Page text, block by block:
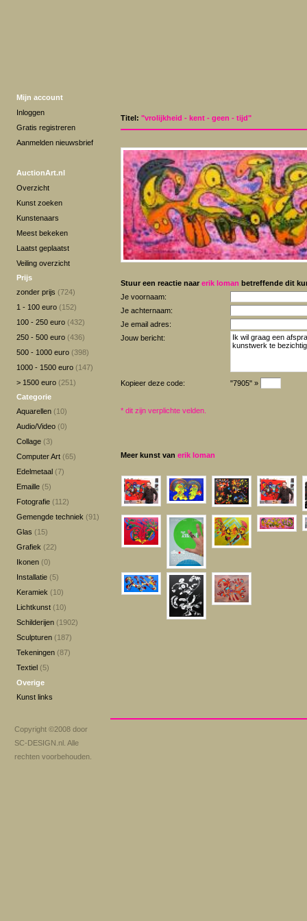
Mijn account
Inloggen
Gratis registreren
Aanmelden nieuwsbrief
AuctionArt.nl
Overzicht
Kunst zoeken
Kunstenaars
Meest bekeken
Laatst geplaatst
Veiling overzicht
Prijs
zonder prijs (724)
1 - 100 euro (152)
100 - 250 euro (432)
250 - 500 euro (436)
500 - 1000 euro (398)
1000 - 1500 euro (147)
> 1500 euro (251)
Categorie
Aquarellen (10)
Audio/Video (0)
Collage (3)
Computer Art (65)
Edelmetaal (7)
Emaille (5)
Fotografie (112)
Gemengde techniek (91)
Glas (15)
Grafiek (22)
Ikonen (0)
Installatie (5)
Keramiek (10)
Lichtkunst (10)
Schilderijen (1902)
Sculpturen (187)
Tekeningen (87)
Textiel (5)
Overige
Kunst links
Copyright ©2008 door
SC-DESIGN.nl . Alle
rechten voorbehouden.
Titel: "vrolijkheid - kent - geen - tijd"
Stuur een reactie naar erik loman betreffende dit
Je voornaam:
Je achternaam:
Je email adres:
Jouw bericht:
Kopieer deze code: "7905" »
* dit zijn verplichte velden.
Meer kunst van erik loman